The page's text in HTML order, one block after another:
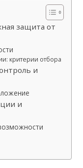
защита от
критерии отбора
и
и